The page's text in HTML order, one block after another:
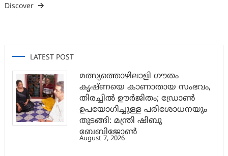
Discover
LATEST POST
മത്സ്യത്തൊഴിലാളി ഗൗതം
കൃഷ്ണയെ കാണാതായ സംഭവം,
തിരച്ചിൽ ഊർജിതം; ഡ്രോണ്‍
ഉപയോഗിച്ചുള്ള പരിശോധനയും
തുടങ്ങി: മന്ത്രി ഷിബു
ബേബിജോണ്‍
August 7, 2026